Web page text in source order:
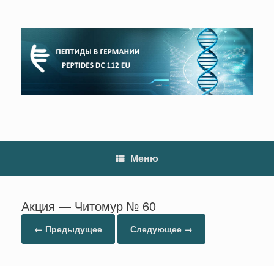
содержанию
Меню
Акция — Читомур № 60
← Предыдущее Следующее →